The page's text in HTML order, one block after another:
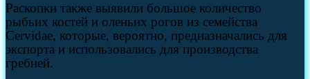
Раскопки также выявили большое количество
рыбьих костей и оленьих рогов из семейства
Cervidae, которые, вероятно, предназначались для
экспорта и использовались для производства
гребней.